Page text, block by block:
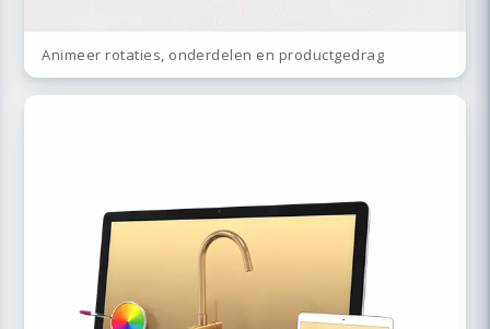
Animeer rotaties, onderdelen en productgedrag